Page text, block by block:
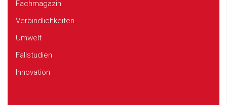
Fachmagazin
Verbindlichkeiten
Umwelt
Fallstudien
Innovation